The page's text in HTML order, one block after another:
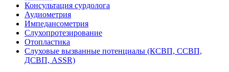
Консультация сурдолога
Аудиометрия
Импедансометрия
Слухопротезирование
Отопластика
Слуховые вызванные потенциалы (КСВП, ССВП,
ДСВП, ASSR)